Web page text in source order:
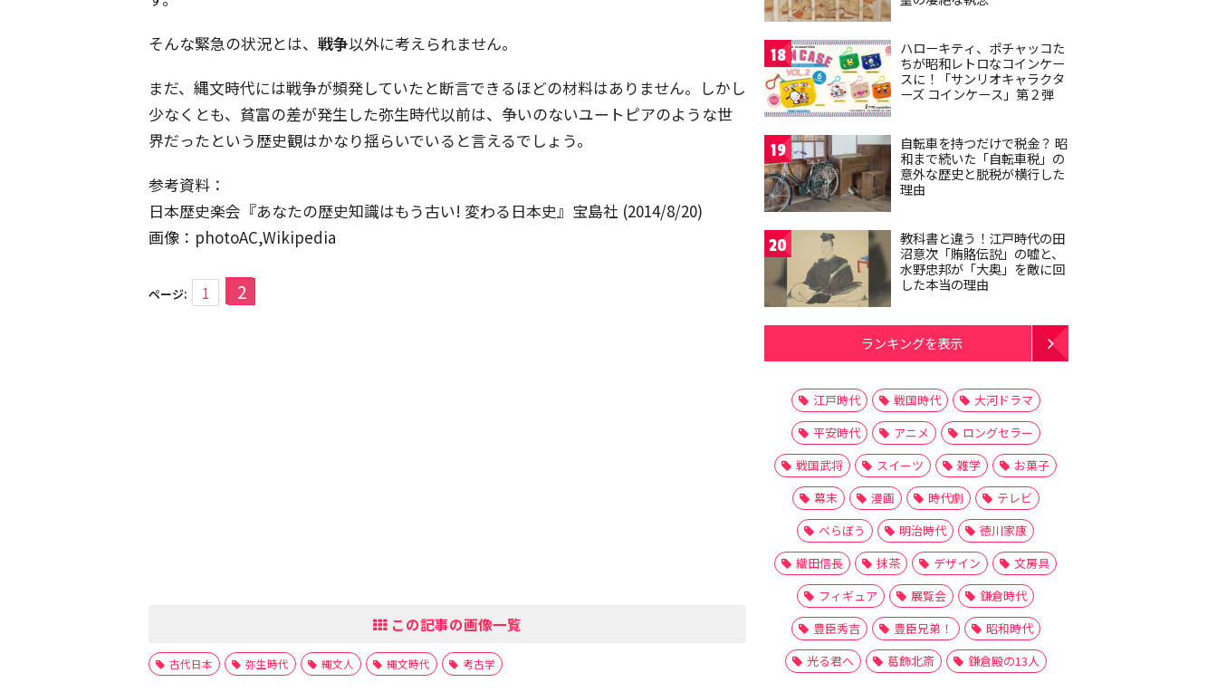
そんな緊急の状況とは、 戦争以外に考えられません。
まだ、縄文時代には戦争が頻発していたと断言できるほどの材料はありません。しかし
少なくとも、貧富の差が発生した弥生時代以前は、争いのないユートピアのような世
界だったという歴史観はかなり揺らいでいると言えるでしょう。
参考資料：
日本歴史楽会『あなたの歴史知識はもう古い! 変わる日本史』宝島社 (2014/8/20)
画像：photoAC,Wikipedia
ページ: 1 2
この記事の画像一覧
古代日本 弥生時代 縄文人 縄文時代 考古学
18
ハローキティ、ポチャッコた
ちが昭和レトロなコインケー
スに！「サンリオキャラクタ
ーズ コインケース」第２弾
19
自転車を持つだけで税金？ 昭
和まで続いた「自転車税」の
意外な歴史と脱税が横行した
理由
20
教科書と違う！江戸時代の田
沼意次「賄賂伝説」の嘘と、
水野忠邦が「大奥」を敵に回
した本当の理由
ランキングを表示
江戸時代 戦国時代
大河ドラマ
平安時代
アニメ
ロングセラー
戦国武将
スイーツ 雑学
お菓子
幕末
漫画 時代劇
テレビ
べらぼう
明治時代
徳川家康
織田信長
抹茶 デザイン
文房具
フィギュア
展覧会
鎌倉時代
豊臣秀吉
豊臣兄弟！
昭和時代
光る君へ
葛飾北斎 鎌倉殿の13人